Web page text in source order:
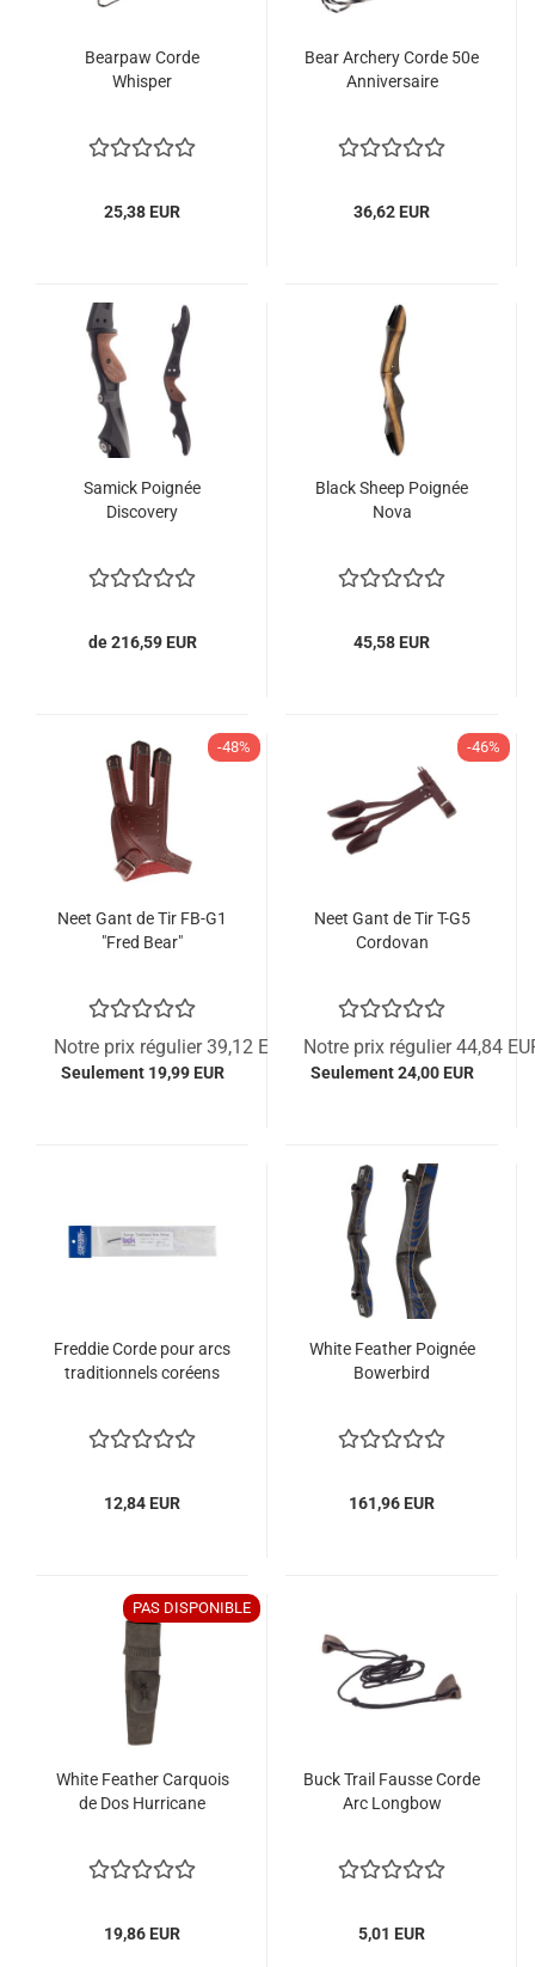
Bearpaw Corde
Whisper
25,38 EUR
Bear Archery Corde 50e
Anniversaire
36,62 EUR
Samick Poignée
Discovery
de 216,59 EUR
Black Sheep Poignée
Nova
45,58 EUR
-48%
Neet Gant de Tir FB-G1
"Fred Bear"
Notre prix régulier 39,12 EUR
Seulement 19,99 EUR
-46%
Neet Gant de Tir T-G5
Cordovan
Notre prix régulier 44,84
Seulement 24,00 EUR
Freddie Corde pour arcs
traditionnels coréens
12,84 EUR
White Feather Poignée
Bowerbird
161,96 EUR
PAS DISPONIBLE
White Feather Carquois
de Dos Hurricane
19,86 EUR
Buck Trail Fausse Corde
Arc Longbow
5,01 EUR